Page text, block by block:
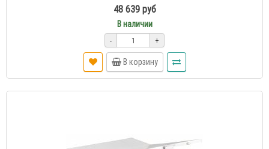
48 639 руб
В наличии
- +
В корзину